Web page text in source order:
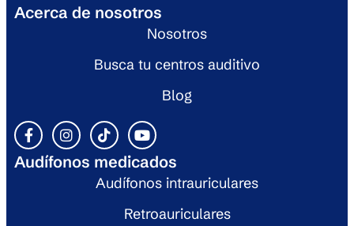
Acerca de nosotros
Nosotros
Busca tu centros auditivo
Blog
Audífonos medicados
Audífonos intrauriculares
Retroauriculares